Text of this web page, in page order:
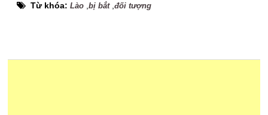
Từ khóa:Lào ,bị bắt,đối tượng